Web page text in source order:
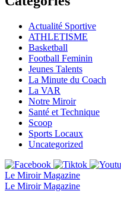
Actualité Sportive
ATHLETISME
Basketball
Football Feminin
Jeunes Talents
La Minute du Coach
La VAR
Notre Miroir
Santé et Technique
Scoop
Sports Locaux
Uncategorized
Le Miroir Magazine
Le Miroir Magazine